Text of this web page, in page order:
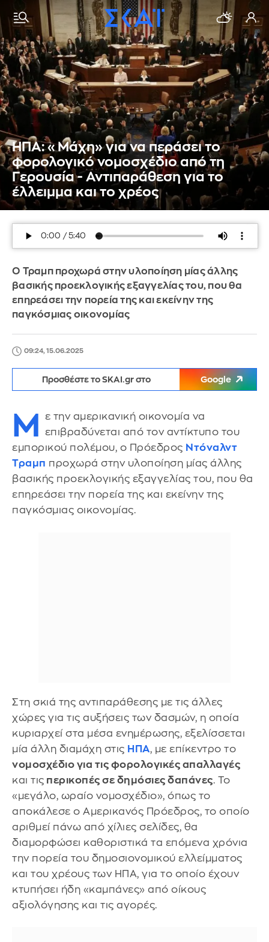
ΗΠΑ: «Μάχη» για να περάσει το
φορολογικό νομοσχέδιο από τη
Γερουσία - Αντιπαράθεση για το
έλλειμμα και το χρέος
Ο Τραμπ προχωρά στην υλοποίηση μίας άλλης
βασικής προεκλογικής εξαγγελίας του, που θα
επηρεάσει την πορεία της και εκείνην της
παγκόσμιας οικονομίας
09:24, 15.06.2025
Προσθέστε το SKAI.gr στο Google
Μ
ε την αμερικανική οικονομία να
επιβραδύνεται από τον αντίκτυπο του
εμπορικού πολέμου, ο Πρόεδρος Ντόναλντ
Τραμπ προχωρά στην υλοποίηση μίας άλλης
βασικής προεκλογικής εξαγγελίας του, που θα
επηρεάσει την πορεία της και εκείνην της
παγκόσμιας οικονομίας.
Στη σκιά της αντιπαράθεσης με τις άλλες
χώρες για τις αυξήσεις των δασμών, η οποία
κυριαρχεί στα μέσα ενημέρωσης, εξελίσσεται
μία άλλη διαμάχη στις ΗΠΑ, με επίκεντρο το
νομοσχέδιο για τις φορολογικές απαλλαγές
και τις περικοπές σε δημόσιες δαπάνες. Το
«μεγάλο, ωραίο νομοσχέδιο», όπως το
αποκάλεσε ο Αμερικανός Πρόεδρος, το οποίο
αριθμεί πάνω από χίλιες σελίδες, θα
διαμορφώσει καθοριστικά τα επόμενα χρόνια
την πορεία του δημοσιονομικού ελλείμματος
και του χρέους των ΗΠΑ, για το οποίο έχουν
κτυπήσει ήδη «καμπάνες» από οίκους
αξιολόγησης και τις αγορές.